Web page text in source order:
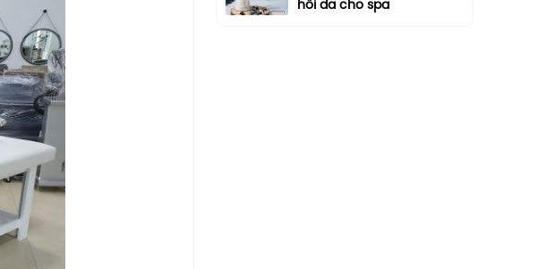
hồi da cho spa